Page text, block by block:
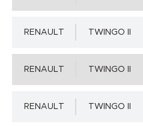
RENAULT TWINGO II
RENAULT TWINGO II
RENAULT TWINGO II